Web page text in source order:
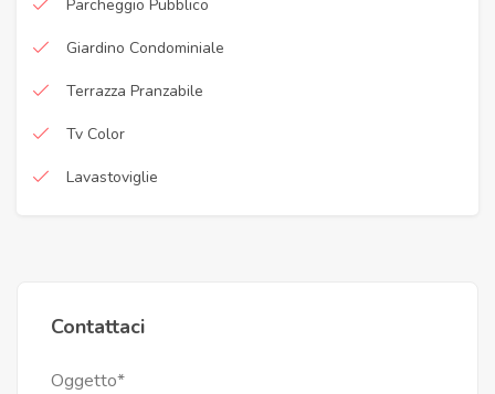
Parcheggio Pubblico
Giardino Condominiale
Terrazza Pranzabile
Tv Color
Lavastoviglie
Contattaci
Oggetto*